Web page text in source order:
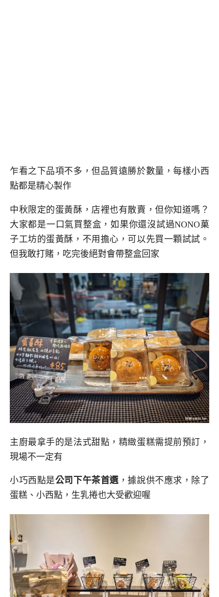
乍看之下品項不多，但品質遠勝於數量，每樣小西
點都是精心製作
中秋限定的蛋黃酥，店裡也有散賣，但你知道嗎？
大家都是一口氣買整盒，如果你還沒試過NONO菓
子工坊的蛋黃酥，不用擔心，可以先買一顆試試。
但我敢打賭，吃完後絕對會帶整盒回家
主廚最拿手的是法式甜點，精緻蛋糕需提前預訂，
現場不一定有
小巧西點是公司下午茶首選，據說供不應求，除了
蛋糕、小西點，生乳捲也大受歡迎喔